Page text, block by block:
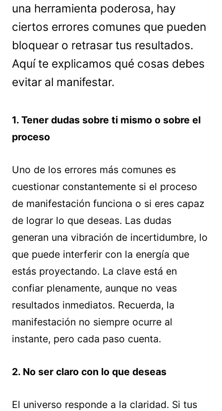
una herramienta poderosa, hay
ciertos errores comunes que pueden
bloquear o retrasar tus resultados.
Aquí te explicamos qué cosas debes
evitar al manifestar.
1. Tener dudas sobre ti mismo o sobre el
proceso
Uno de los errores más comunes es
cuestionar constantemente si el proceso
de manifestación funciona o si eres capaz
de lograr lo que deseas. Las dudas
generan una vibración de incertidumbre, lo
que puede interferir con la energía que
estás proyectando. La clave está en
confiar plenamente, aunque no veas
resultados inmediatos. Recuerda, la
manifestación no siempre ocurre al
instante, pero cada paso cuenta.
2. No ser claro con lo que deseas
El universo responde a la claridad. Si tus